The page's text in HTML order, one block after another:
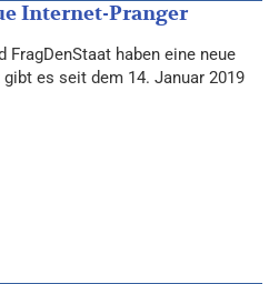
Internet-Pranger
FragDenStaat haben eine neue
es seit dem 14. Januar 2019